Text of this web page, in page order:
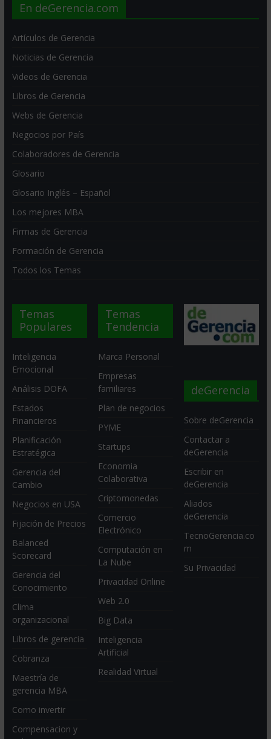
En deGerencia.com
Artículos de Gerencia
Noticias de Gerencia
Videos de Gerencia
Libros de Gerencia
Webs de Gerencia
Negocios por País
Colaboradores de Gerencia
Glosario
Glosario Inglés – Español
Los mejores MBA
Firmas de Gerencia
Formación de Gerencia
Todos los Temas
Temas
Populares
Inteligencia
Emocional
Análisis DOFA
Estados
Financieros
Planificación
Estratégica
Gerencia del
Cambio
Negocios en USA
Fijación de Precios
Balanced
Scorecard
Gerencia del
Conocimiento
Clima
organizacional
Libros de gerencia
Cobranza
Maestría de
gerencia MBA
Como invertir
Compensacion y
Temas
Tendencia
Marca Personal
Empresas
familiares
Plan de negocios
PYME
Startups
Economia
Colaborativa
Criptomonedas
Comercio
Electrónico
Computación en
La Nube
Privacidad Online
Web 2.0
Big Data
Inteligencia
Artificial
Realidad Virtual
deGerencia
Sobre deGerencia
Contactar a
deGerencia
Escribir en
deGerencia
Aliados
deGerencia
TecnoGerencia.co
m
Su Privacidad